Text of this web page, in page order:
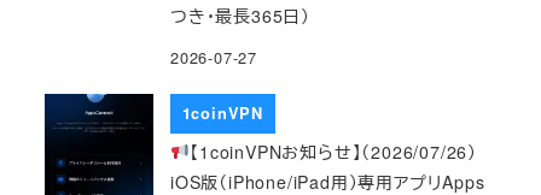
つき・最長365日）
2026-07-27
1coinVPN
【1coinVPNお知らせ】（2026/07/26）
iOS版（iPhone/iPad用）専用アプリApps